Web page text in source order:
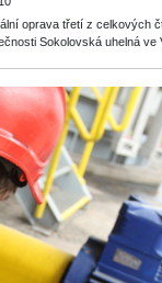
oprava třetí z celkových
Sokolovská uhelná ve